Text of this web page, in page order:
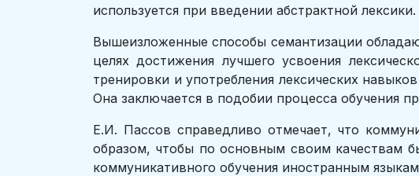
используется при введении абстрактной лексики.
Вышеизложенные способы семантизации
целях достижения лучшего усвоения
тренировки и употребления лексических
Она заключается в подобии процесса обучения
Е.И. Пассов справедливо отмечает, что
образом, чтобы по основным своим качествам
коммуникативного обучения иностранным